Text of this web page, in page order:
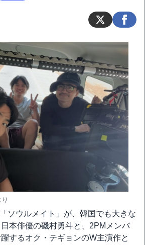
ソウルメイト」が、韓国でも大きな
本俳優の磯村勇斗と、2PMメンバ
するオク・テギョンのW主演作と